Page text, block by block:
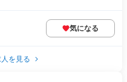
気になる
を見る